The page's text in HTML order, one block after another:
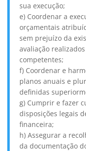
sua execução;
e) Coordenar a
orçamentais
sem prejuízo da
avaliação
competentes;
f) Coordenar e
planos anuais e
definidas
g) Cumprir e fazer
disposições legais
financeira;
h) Assegurar a
da documentação